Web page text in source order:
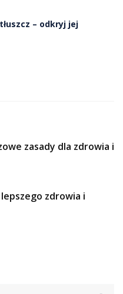
– odkryj jej
zasady dla zdrowia i
zdrowia i